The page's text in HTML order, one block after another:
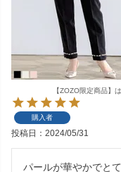
【ZOZO限定商品】
購入者
投稿日 2024/05/31
パールが華やかでと